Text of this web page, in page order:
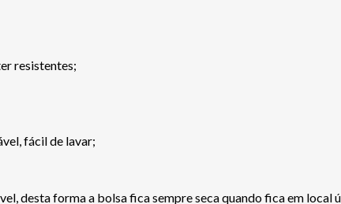
resistentes;
fácil de lavar;
desta forma a bolsa fica sempre seca quando fica em local